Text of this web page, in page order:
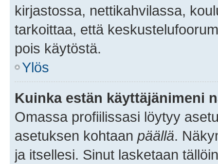
kirjastossa, nettikahvilassa,
tarkoittaa, että
pois käytöstä.
Ylös
Kuinka estän käyttäjänimeni
Omassa profiilissasi löytyy
asetuksen kohtaan päällä.
ja itsellesi. Sinut lasketaan